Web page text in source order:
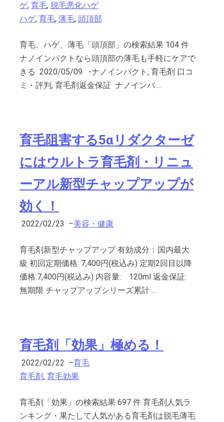
ゲ, 育毛, 脱毛悪化ハゲ
ハゲ, 育毛, 薄毛, 頭頂部
育毛、ハゲ、薄毛「頭頂部」の検索結果 104 件
ナノインパクトなら頭頂部の薄毛も手軽にケアで
きる 2020/05/09 -ナノインパクト, 育毛剤 口コ
ミ・評判, 育毛剤返金保証 ナノインパ …
育毛阻害する5αリダクターゼ
にはウルトラ育毛剤・リニュ
ーアル新型チャップアップが
効く！
2022/02/23 –美容・健康
育毛剤新型チャップアップ 有効成分：国内最大
級 初回定期価格: 7,400円(税込み) 定期2回目以降
価格:7,400円(税込み) 内容量: 120ml 返金保証:
無期限 チャップアップシリーズ累計 …
育毛剤「効果」極める！
2022/02/22 –育毛
育毛剤, 育毛効果
育毛剤「効果」の検索結果 697 件 育毛剤人気ラ
ンキング・果たして人気がある育毛剤は脱毛薄毛